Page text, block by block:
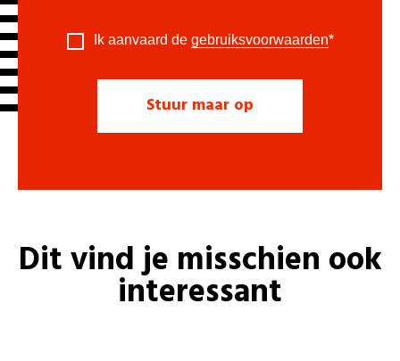
Ik aanvaard de gebruiksvoorwaarden*
Dit vind je misschien ook
interessant